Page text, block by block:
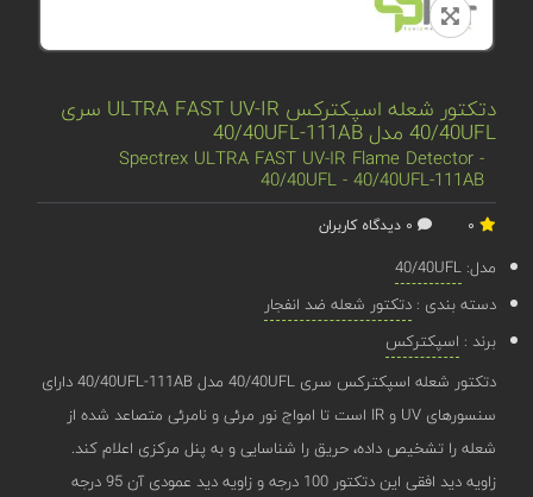
دتکتور شعله اسپکترکس ULTRA FAST UV-IR سری
40/40UFL مدل 40/40UFL-111AB
Spectrex ULTRA FAST UV-IR Flame Detector -
40/40UFL - 40/40UFL-111AB
مدل:40/40UFL
دسته بندی :دتکتور شعله ضد انفجار
برند : اسپکترکس
دتکتور شعله اسپکترکس سری 40/40UFL مدل 40/40UFL-111AB دارای
سنسورهای UV و IR است تا امواج نور مرئی و نامرئی متصاعد شده از
شعله را تشخیص داده، حریق را شناسایی و به پنل مرکزی اعلام کند.
زاویه دید افقی این دتکتور 100 درجه و زاویه دید عمودی آن 95 درجه